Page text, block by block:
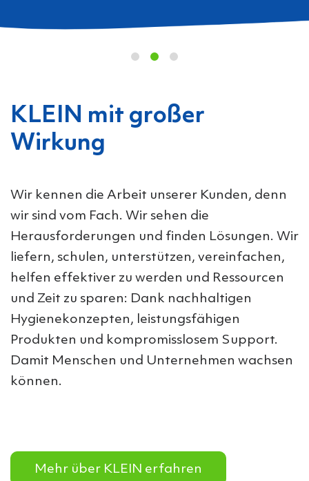
KLEIN mit großer
Wirkung
Wir kennen die Arbeit unserer Kunden, denn
wir sind vom Fach. Wir sehen die
Herausforderungen und finden Lösungen. Wir
liefern, schulen, unterstützen, vereinfachen,
helfen effektiver zu werden und Ressourcen
und Zeit zu sparen: Dank nachhaltigen
Hygienekonzepten, leistungsfähigen
Produkten und kompromisslosem Support.
Damit Menschen und Unternehmen wachsen
können.
Mehr über KLEIN erfahren